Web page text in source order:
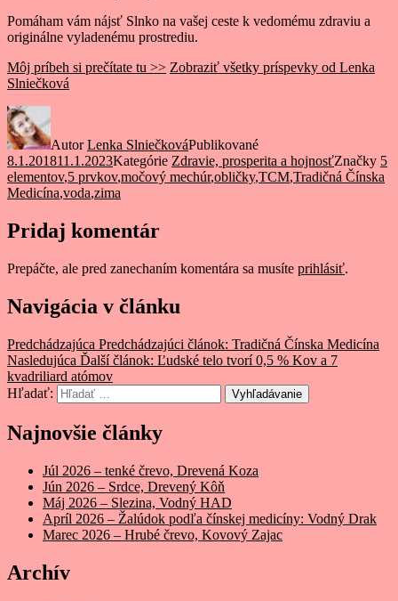
Pomáham vám nájsť Slnko na vašej ceste k vedomému zdraviu a
originálne vyladenému prostrediu.
Môj príbeh si prečítate tu >> Zobraziť všetky príspevky od Lenka
Slniečková
AutorLenka SlniečkováPublikované
8.1.201811.1.2023Kategórie Zdravie, prosperita a hojnosťZnačky 5
elementov,5 prvkov,močový mechúr,obličky,TCM,Tradičná Čínska
Medicína,voda,zima
Pridaj komentár
Prepáčte, ale pred zanechaním komentára sa musíte prihlásiť.
Navigácia v článku
Predchádzajúca Predchádzajúci článok: Tradičná Čínska Medicína
Nasledujúca Ďalší článok: Ľudské telo tvorí 0,5 % Kov a 7
kvadriliard atómov
Hľadať:
Vyhľadávanie
Najnovšie články
Júl 2026 – tenké črevo, Drevená Koza
Jún 2026 – Srdce, Drevený Kôň
Máj 2026 – Slezina, Vodný HAD
Apríl 2026 – Žalúdok podľa čínskej medicíny: Vodný Drak
Marec 2026 – Hrubé črevo, Kovový Zajac
Archív